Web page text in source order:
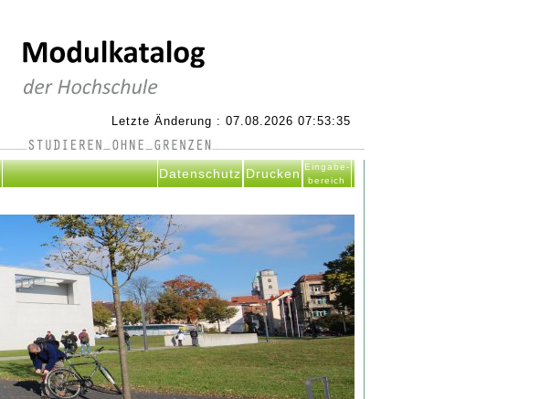
Letzte Änderung : 07.08.2026 07:53:35
Datenschutz Drucken Eingabe-
bereich